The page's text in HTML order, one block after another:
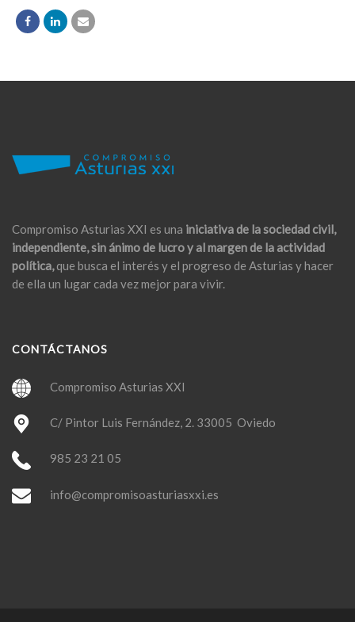
Compromiso Asturias XXI es una iniciativa de la sociedad civil,
independiente, sin ánimo de lucro y al margen de la actividad
política,que busca el interés y el progreso de Asturias y hacer
de ella un lugar cada vez mejor para vivir.
CONTÁCTANOS
Compromiso Asturias XXI
C/ Pintor Luis Fernández, 2. 33005 Oviedo
985 23 21 05
info@compromisoasturiasxxi.es